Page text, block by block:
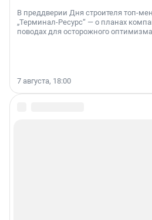
В преддверии Дня строителя топ-
„Терминал-Ресурс“ — о планах
поводах для осторожного
7 августа, 18:00